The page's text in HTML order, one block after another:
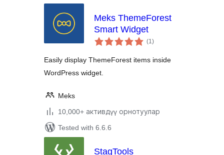
Meks ThemeForest
Smart Widget
(1total
ratings
)
Easily display ThemeForest items inside
WordPress widget.
Meks
10,000+ активдүү орнотуулар
Tested with 6.6.6
StagTools